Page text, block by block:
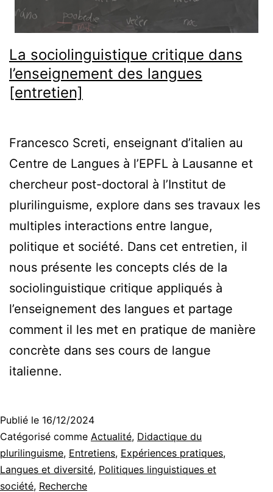
La sociolinguistique critique dans
l’enseignement des langues
[entretien]
Francesco Screti, enseignant d’italien au
Centre de Langues à l’EPFL à Lausanne et
chercheur post-doctoral à l’Institut de
plurilinguisme, explore dans ses travaux les
multiples interactions entre langue,
politique et société. Dans cet entretien, il
nous présente les concepts clés de la
sociolinguistique critique appliqués à
l’enseignement des langues et partage
comment il les met en pratique de manière
concrète dans ses cours de langue
italienne.
Publié le 16/12/2024
Catégorisé comme Actualité, Didactique du
plurilinguisme, Entretiens, Expériences pratiques,
Langues et diversité, Politiques linguistiques et
société, Recherche